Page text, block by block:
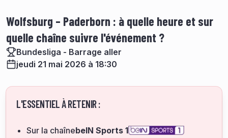
Wolfsburg – Paderborn : à quelle heure et sur
quelle chaîne suivre l'événement ?
Bundesliga - Barrage aller
jeudi 21 mai 2026 à 18:30
L'ESSENTIEL À RETENIR :
Sur la chaînebeIN Sports 1